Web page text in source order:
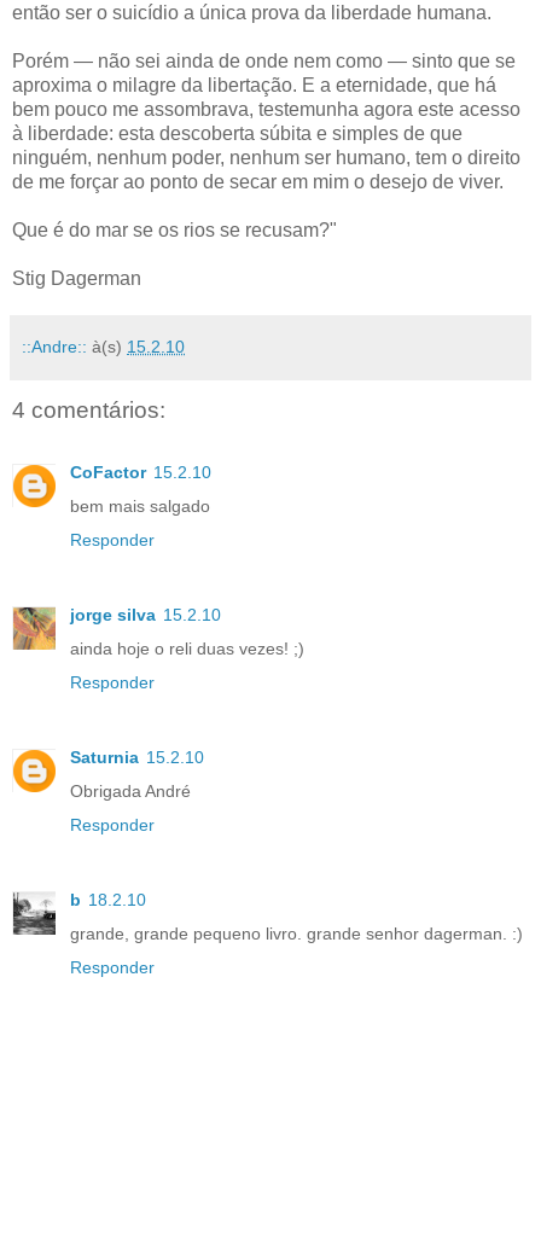
então ser o suicídio a única prova da liberdade humana.
Porém — não sei ainda de onde nem como — sinto que se
aproxima o milagre da libertação. E a eternidade, que há
bem pouco me assombrava, testemunha agora este acesso
à liberdade: esta descoberta súbita e simples de que
ninguém, nenhum poder, nenhum ser humano, tem o direito
de me forçar ao ponto de secar em mim o desejo de viver.
Que é do mar se os rios se recusam?"
Stig Dagerman
::Andre:: à(s) 15.2.10
4 comentários:
CoFactor 15.2.10
bem mais salgado
Responder
jorge silva 15.2.10
ainda hoje o reli duas vezes! ;)
Responder
Saturnia 15.2.10
Obrigada André
Responder
b 18.2.10
grande, grande pequeno livro. grande senhor dagerman. :)
Responder